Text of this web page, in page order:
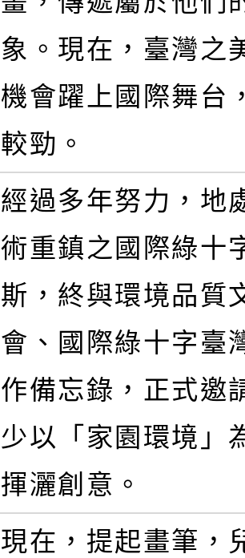
象。現在，臺灣之
機會躍上國際舞台
較勁。
經過多年努力，地
術重鎮之國際綠十
斯，終與環境品質
會、國際綠十字臺
作備忘錄，正式邀
少以「家園環境」
揮灑創意。
現在，提起畫筆，